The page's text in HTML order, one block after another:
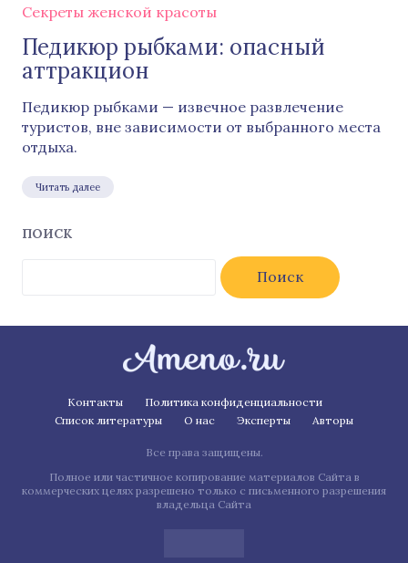
Секреты женской красоты
Педикюр рыбками: опасный
аттракцион
Педикюр рыбками — извечное развлечение
туристов, вне зависимости от выбранного места
отдыха.
Читать далее
ПОИСК
Контакты
Политика конфиденциальности
Список литературы
О нас Эксперты Авторы
Все права защищены.
Полное или частичное копирование материалов Сайта в
коммерческих целях разрешено только с письменного разрешения
владельца Сайта